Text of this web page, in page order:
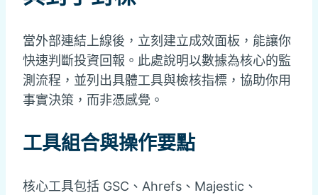
當外部連結上線後，立刻建立成效面板，能讓你
快速判斷投資回報。此處說明以數據為核心的監
測流程，並列出具體工具與檢核指標，協助你用
事實決策，而非憑感覺。
工具組合與操作要點
核心工具包括 GSC、Ahrefs、Majestic、